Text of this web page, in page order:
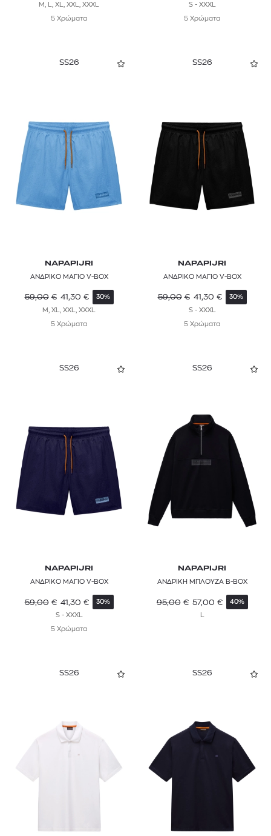
M, L, XL, XXL, XXXL
5 Χρώματα
S - XXXL
5 Χρώματα
SS26
NAPAPIJRI
ΑΝΔΡΙΚΟ ΜΑΓΙΟ V-BOX
59,00 € 41,30 € 30%
M, XL, XXL, XXXL
5 Χρώματα
SS26
NAPAPIJRI
ΑΝΔΡΙΚΟ ΜΑΓΙΟ V-BOX
59,00 € 41,30 € 30%
S - XXXL
5 Χρώματα
SS26
NAPAPIJRI
ΑΝΔΡΙΚΟ ΜΑΓΙΟ V-BOX
59,00 € 41,30 € 30%
S - XXXL
5 Χρώματα
SS26
NAPAPIJRI
ΑΝΔΡΙΚΗ ΜΠΛΟΥΖΑ B-BOX
95,00 € 57,00 € 40%
SS26 SS26